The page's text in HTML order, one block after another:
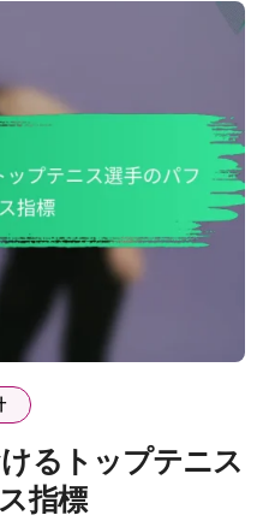
るトップテニス
指標